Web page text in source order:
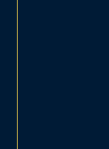
- Volets
- Taxe